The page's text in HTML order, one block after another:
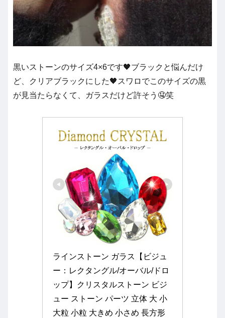
黒いストーンのサイズ4×6です🖤ブラックと悩んだけ
ど、クリアブラックにした🖤スワロでこのサイズの黒
が見当たらなくて、ガラスだけど許そう🤤笑
ラインストーン ガラス【ビジュ
ー：レクタングル/オーバル/ドロ
ップ】クリスタルストーン ビジ
ュー ストーン パーツ 立体 大 小
大粒 小粒 大きめ 小さめ 長方形